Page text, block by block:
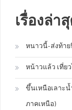
เรื่องล่า
หนาวนี้-ส่งท้าย
หน้าวแล้ว เที่ย
ขึ้นเหนือเลาะน้
ภาคเหนือ)